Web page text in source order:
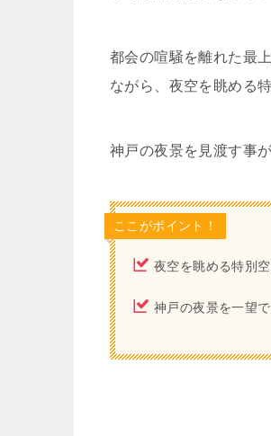
都会の喧騒を離れた最
ながら、夜空を眺める
神戸の夜景を見渡す事
ここがポイント！
夜空を眺める特別
神戸の夜景を一望